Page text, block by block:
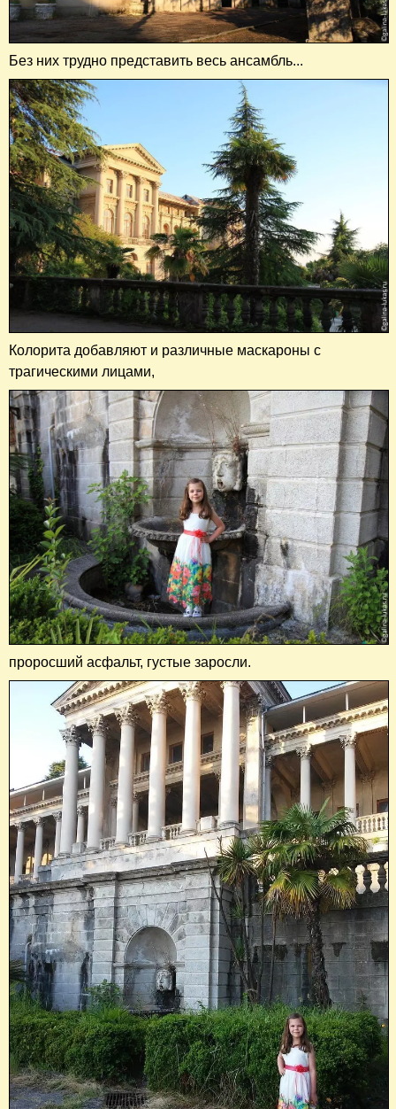
Без них трудно представить весь ансамбль...
Колорита добавляют и различные маскароны с
трагическими лицами,
проросший асфальт, густые заросли.